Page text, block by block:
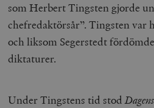
som Herbert Tingsten gjorde
chefredaktörsår”. Tingsten var
och liksom Segerstedt
diktaturer.
Under Tingstens tid stod